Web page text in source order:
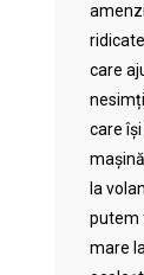
care
care
la
putem
mare